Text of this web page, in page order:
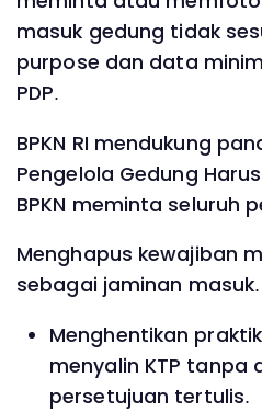
masuk gedung tidak
purpose dan data
PDP.
BPKN RI mendukung
Pengelola Gedung
BPKN meminta seluruh
Menghapus kewajiban
sebagai jaminan masuk.
Menghentikan
menyalin KTP tanpa
persetujuan tertulis.